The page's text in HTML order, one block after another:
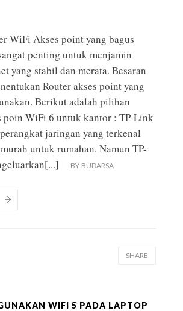
WiFi Akses point yang bagus
penting untuk menjamin
yang stabil dan merata. Besaran
Router akses point yang
Berikut adalah pilihan
poin WiFi 6 untuk kantor : TP-Link
jaringan yang terkenal
untuk rumahan. Namun TP-
[...] BY BUDARSA
SHARE
WIFI 5 PADA LAPTOP